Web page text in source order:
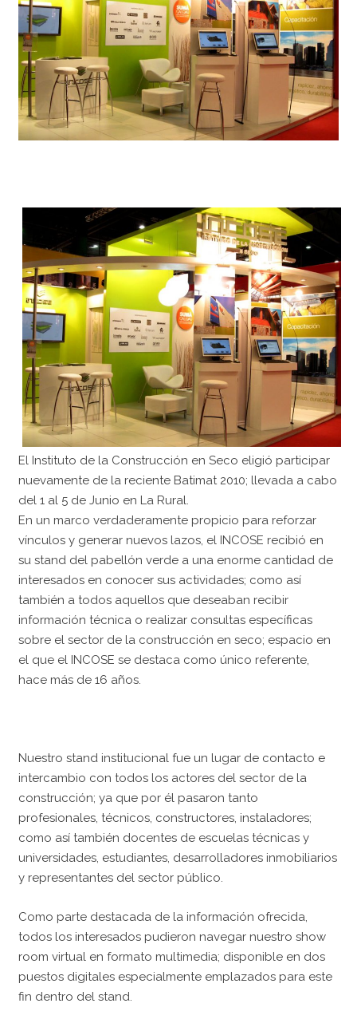
El Instituto de la Construcción en Seco eligió participar
nuevamente de la reciente Batimat 2010; llevada a cabo
del 1 al 5 de Junio en La Rural.
En un marco verdaderamente propicio para reforzar
vínculos y generar nuevos lazos, el INCOSE recibió en
su stand del pabellón verde a una enorme cantidad de
interesados en conocer sus actividades; como así
también a todos aquellos que deseaban recibir
información técnica o realizar consultas específicas
sobre el sector de la construcción en seco; espacio en
el que el INCOSE se destaca como único referente,
hace más de 16 años.
Nuestro stand institucional fue un lugar de contacto e
intercambio con todos los actores del sector de la
construcción; ya que por él pasaron tanto
profesionales, técnicos, constructores, instaladores;
como así también docentes de escuelas técnicas y
universidades, estudiantes, desarrolladores inmobiliarios
y representantes del sector público.
Como parte destacada de la información ofrecida,
todos los interesados pudieron navegar nuestro show
room virtual en formato multimedia; disponible en dos
puestos digitales especialmente emplazados para este
fin dentro del stand.